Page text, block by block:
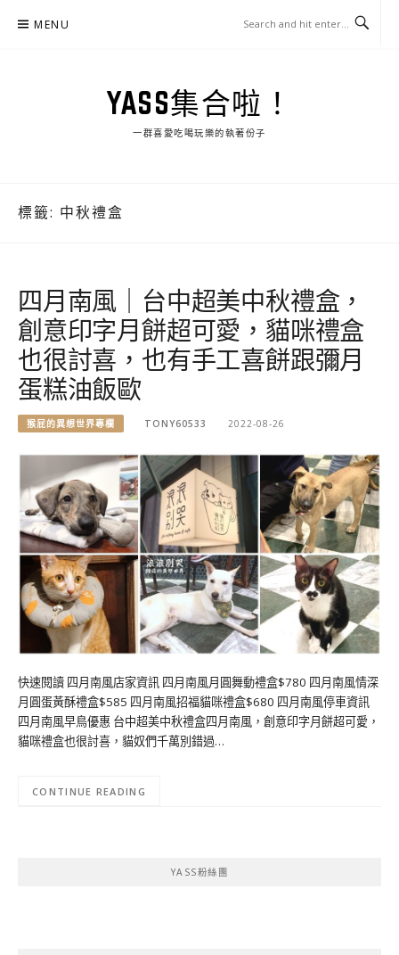
MENU
YASS集合啦！
一群喜愛吃喝玩樂的執著份子
標籤: 中秋禮盒
四月南風｜台中超美中秋禮盒，
創意印字月餅超可愛，貓咪禮盒
也很討喜，也有手工喜餅跟彌月
蛋糕油飯歐
猴屁的異想世界專欄 TONY60533 2022-08-26
快速閱讀 四月南風店家資訊 四月南風月圓舞動禮盒$780 四月南風情深
月圓蛋黃酥禮盒$585 四月南風招福貓咪禮盒$680 四月南風停車資訊
四月南風早鳥優惠 台中超美中秋禮盒四月南風，創意印字月餅超可愛，
貓咪禮盒也很討喜，貓奴們千萬別錯過…
CONTINUE READING
YASS粉絲團